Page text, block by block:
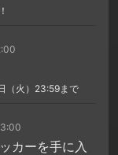
（火）23:59まで
カーを手に入